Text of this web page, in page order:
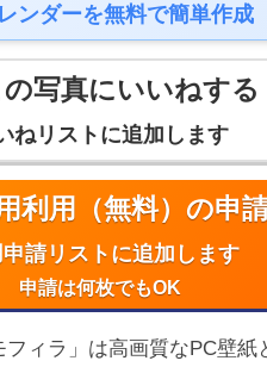
ンダーを無料で簡単作成
の写真にいいねする
ねリストに追加します
利用（無料）の申
請リストに追加します
申請は何枚でもOK
ィラ」は高画質なPC壁紙